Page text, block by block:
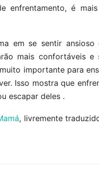
enfrentamento, é
em se sentir
mais confortáveis
importante para
Isso mostra que
escapar deles .
, livremente